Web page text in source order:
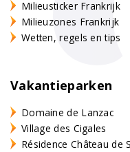
Milieusticker Frankrijk
Milieuzones Frankrijk
Wetten, regels en tips
Vakantieparken
Domaine de Lanzac
Village des Cigales
Résidence Château de